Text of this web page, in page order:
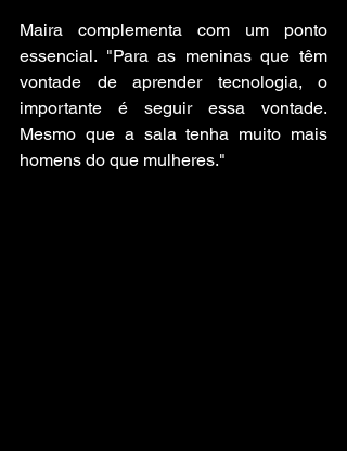
Maira complementa com um ponto
essencial. "Para as meninas que têm
vontade de aprender tecnologia, o
importante é seguir essa vontade.
Mesmo que a sala tenha muito mais
homens do que mulheres."